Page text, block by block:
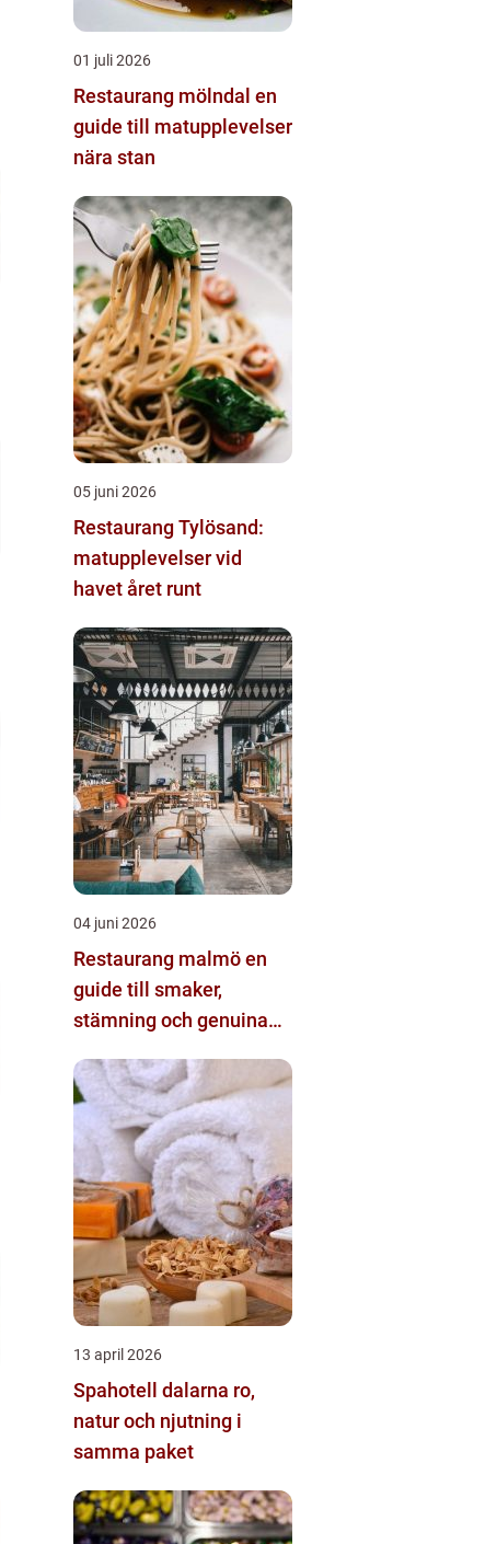
01 juli 2026
Restaurang mölndal en
guide till matupplevelser
nära stan
05 juni 2026
Restaurang Tylösand:
matupplevelser vid
havet året runt
04 juni 2026
Restaurang malmö en
guide till smaker,
stämning och genuina
13 april 2026
Spahotell dalarna ro,
natur och njutning i
samma paket